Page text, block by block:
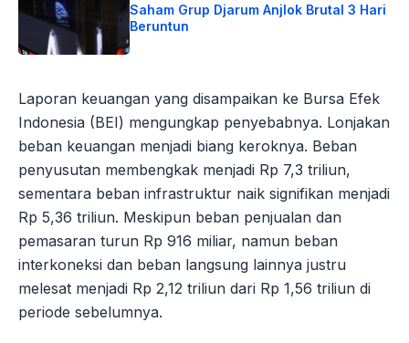
Saham Grup Djarum Anjlok Brutal 3 Hari
Beruntun
Laporan keuangan yang disampaikan ke Bursa Efek
Indonesia (BEI) mengungkap penyebabnya. Lonjakan
beban keuangan menjadi biang keroknya. Beban
penyusutan membengkak menjadi Rp 7,3 triliun,
sementara beban infrastruktur naik signifikan menjadi
Rp 5,36 triliun. Meskipun beban penjualan dan
pemasaran turun Rp 916 miliar, namun beban
interkoneksi dan beban langsung lainnya justru
melesat menjadi Rp 2,12 triliun dari Rp 1,56 triliun di
periode sebelumnya.